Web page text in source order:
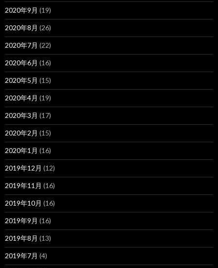
2020年9月 (19)
2020年8月 (26)
2020年7月 (22)
2020年6月 (16)
2020年5月 (15)
2020年4月 (19)
2020年3月 (17)
2020年2月 (15)
2020年1月 (16)
2019年12月 (12)
2019年11月 (16)
2019年10月 (16)
2019年9月 (16)
2019年8月 (13)
2019年7月 (4)